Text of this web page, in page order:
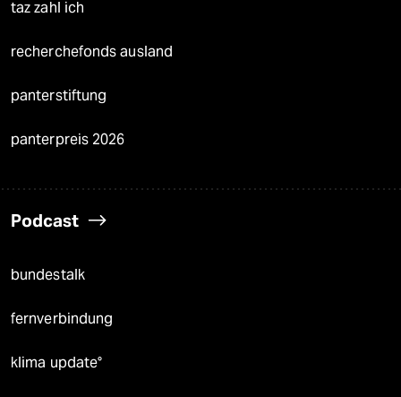
taz zahl ich
recherchefonds ausland
panterstiftung
panterpreis 2026
Podcast
bundestalk
fernverbindung
klima update°